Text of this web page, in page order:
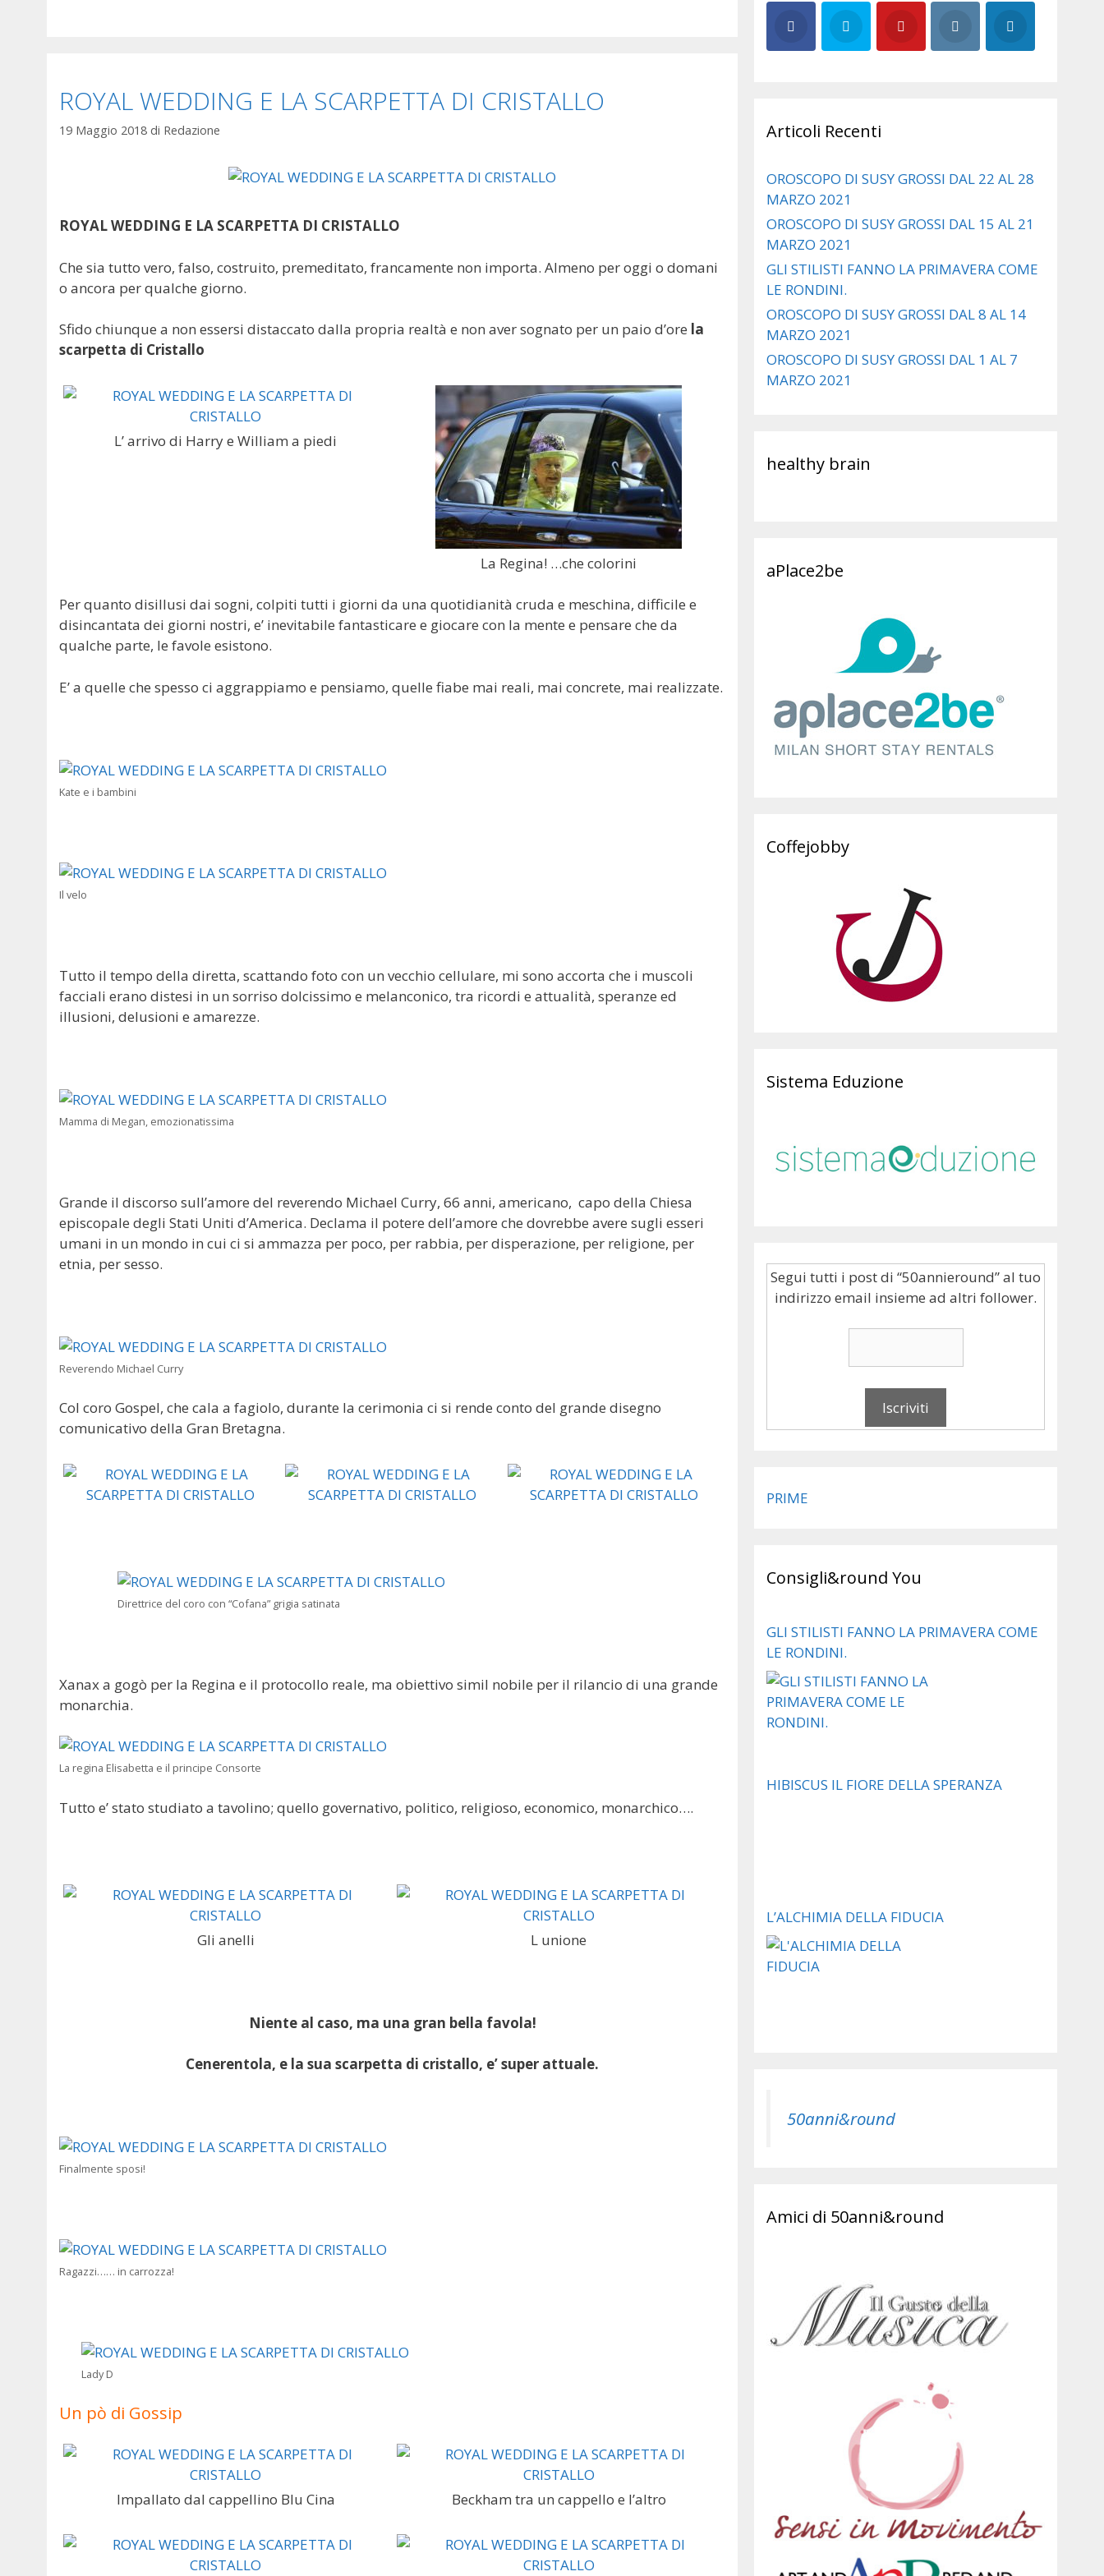
ROYAL WEDDING E LA SCARPETTA DI CRISTALLO
19 Maggio 2018 di Redazione
ROYAL WEDDING E LA SCARPETTA DI CRISTALLO
Che sia tutto vero, falso, costruito, premeditato, francamente non importa. Almeno per oggi o domani
o ancora per qualche giorno.
Sfido chiunque a non essersi distaccato dalla propria realtà e non aver sognato per un paio d’ore la
scarpetta di Cristallo
L’ arrivo di Harry e William a piedi
La Regina! …che colorini
Per quanto disillusi dai sogni, colpiti tutti i giorni da una quotidianità cruda e meschina, difficile e
disincantata dei giorni nostri, e’ inevitabile fantasticare e giocare con la mente e pensare che da
qualche parte, le favole esistono.
E’ a quelle che spesso ci aggrappiamo e pensiamo, quelle fiabe mai reali, mai concrete, mai realizzate.
Kate e i bambini
Il velo
Tutto il tempo della diretta, scattando foto con un vecchio cellulare, mi sono accorta che i muscoli
facciali erano distesi in un sorriso dolcissimo e melanconico, tra ricordi e attualità, speranze ed
illusioni, delusioni e amarezze.
Mamma di Megan, emozionatissima
Grande il discorso sull’amore del reverendo Michael Curry, 66 anni, americano, capo della Chiesa
episcopale degli Stati Uniti d’America. Declama il potere dell’amore che dovrebbe avere sugli esseri
umani in un mondo in cui ci si ammazza per poco, per rabbia, per disperazione, per religione, per
etnia, per sesso.
Reverendo Michael Curry
Col coro Gospel, che cala a fagiolo, durante la cerimonia ci si rende conto del grande disegno
comunicativo della Gran Bretagna.
Direttrice del coro con “Cofana” grigia satinata
Xanax a gogò per la Regina e il protocollo reale, ma obiettivo simil nobile per il rilancio di una grande
monarchia.
La regina Elisabetta e il principe Consorte
Tutto e’ stato studiato a tavolino; quello governativo, politico, religioso, economico, monarchico….
Gli anelli L unione
Niente al caso, ma una gran bella favola!
Cenerentola, e la sua scarpetta di cristallo, e’ super attuale.
Finalmente sposi!
Ragazzi…… in carrozza!
Lady D
Un pò di Gossip
Impallato dal cappellino Blu Cina Beckham tra un cappello e l’altro
Articoli Recenti
OROSCOPO DI SUSY GROSSI DAL 22 AL 28
MARZO 2021
OROSCOPO DI SUSY GROSSI DAL 15 AL 21
MARZO 2021
GLI STILISTI FANNO LA PRIMAVERA COME
LE RONDINI.
OROSCOPO DI SUSY GROSSI DAL 8 AL 14
MARZO 2021
OROSCOPO DI SUSY GROSSI DAL 1 AL 7
MARZO 2021
healthy brain
aPlace2be
Coffejobby
Sistema Eduzione
Segui tutti i post di “50annieround” al tuo
indirizzo email insieme ad altri follower.
PRIME
Consigli&round You
GLI STILISTI FANNO LA PRIMAVERA COME
LE RONDINI.
HIBISCUS IL FIORE DELLA SPERANZA
L’ALCHIMIA DELLA FIDUCIA
50anni&round
Amici di 50anni&round